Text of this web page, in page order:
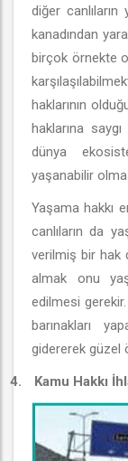
diğer canlıların
kanadından
birçok örnekte
haklarının
haklarına
dünya
yaşanabilir
Yaşama hakkı
canlıların da
verilmiş bir hak
almak onu
edilmesi
barınakları
gidererek güzel
4.
Kamu Hakkı